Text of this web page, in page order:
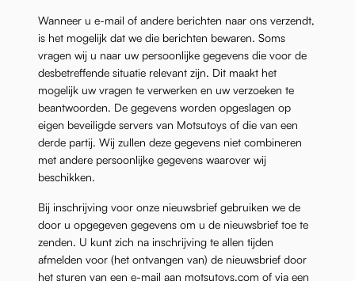
Wanneer u e-mail of andere berichten naar ons verzendt,
is het mogelijk dat we die berichten bewaren. Soms
vragen wij u naar uw persoonlijke gegevens die voor de
desbetreffende situatie relevant zijn. Dit maakt het
mogelijk uw vragen te verwerken en uw verzoeken te
beantwoorden. De gegevens worden opgeslagen op
eigen beveiligde servers van Motsutoys of die van een
derde partij. Wij zullen deze gegevens niet combineren
met andere persoonlijke gegevens waarover wij
beschikken.
Bij inschrijving voor onze nieuwsbrief gebruiken we de
door u opgegeven gegevens om u de nieuwsbrief toe te
zenden. U kunt zich na inschrijving te allen tijden
afmelden voor (het ontvangen van) de nieuwsbrief door
het sturen van een e-mail aan motsutoys.com of via een